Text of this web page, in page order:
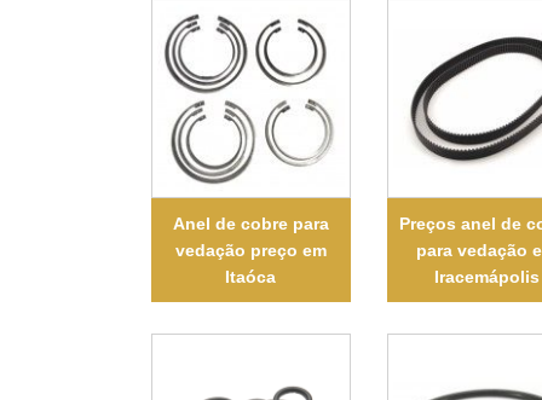
Anel de cobre para
vedação preço em
Itaóca
Preços anel de
para vedação
Iracemápolis